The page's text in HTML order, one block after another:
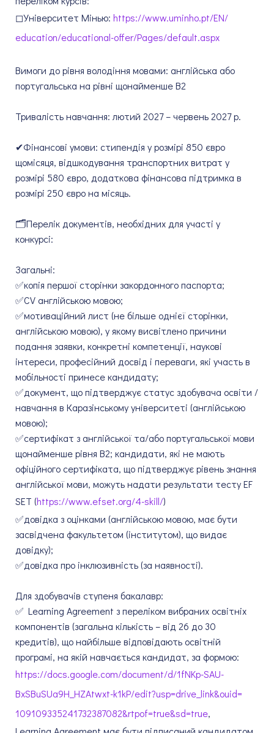
◻Університет Мінью: https://www.uminho.pt/EN/
education/educational-offer/Pages/default.aspx
Вимоги до рівня володіння мовами: англійська або
португальська на рівні щонайменше В2
Тривалість навчання: лютий 2027 – червень 2027 р.
✔Фінансові умови: стипендія у розмірі 850 євро
щомісяця, відшкодування транспортних витрат у
розмірі 580 євро, додаткова фінансова підтримка в
розмірі 250 євро на місяць.
🗂Перелік документів, необхідних для участі у
конкурсі:
Загальні:
✅копія першої сторінки закордонного паспорта;
✅CV англійською мовою;
✅мотиваційний лист (не більше однієї сторінки,
англійською мовою), у якому висвітлено причини
подання заявки, конкретні компетенції, наукові
інтереси, професійний досвід і переваги, які участь в
мобільності принесе кандидату;
✅документ, що підтверджує статус здобувача освіти /
навчання в Каразінському університеті (англійською
мовою);
✅сертифікат з англійської та/або португальської мови
щонайменше рівня B2; кандидати, які не мають
офіційного сертифіката, що підтверджує рівень знання
англійської мови, можуть надати результати тесту EF
SET (https://www.efset.org/4-skill/)
✅довідка з оцінками (англійською мовою, має бути
засвідчена факультетом (інститутом), що видає
довідку);
✅довідка про інклюзивність (за наявності).
Для здобувачів ступеня бакалавр:
✅ Learning Agreement з переліком вибраних освітніх
компонентів (загальна кількість – від 26 до 30
кредитів), що найбільше відповідають освітній
програмі, на якій навчається кандидат, за формою:
https://docs.google.com/document/d/1fNKp-SAU-
BxSBuSUa9H_HZAtwxt-k1kP/edit?usp=drive_link&ouid=
109109335241732387082&rtpof=true&sd=true,